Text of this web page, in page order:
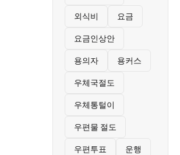
외식비 요금
요금인상안
용의자 용커스
우체국절도
우체통털이
우편물 절도
우편투표 운행